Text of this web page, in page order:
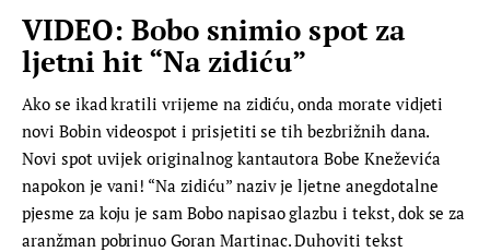
VIDEO: Bobo snimio spot za
ljetni hit “Na zidiću”
Ako se ikad kratili vrijeme na zidiću, onda morate vidjeti
novi Bobin videospot i prisjetiti se tih bezbrižnih dana.
Novi spot uvijek originalnog kantautora Bobe Kneževića
napokon je vani! “Na zidiću” naziv je ljetne anegdotalne
pjesme za koju je sam Bobo napisao glazbu i tekst, dok se za
aranžman pobrinuo Goran Martinac. Duhoviti tekst